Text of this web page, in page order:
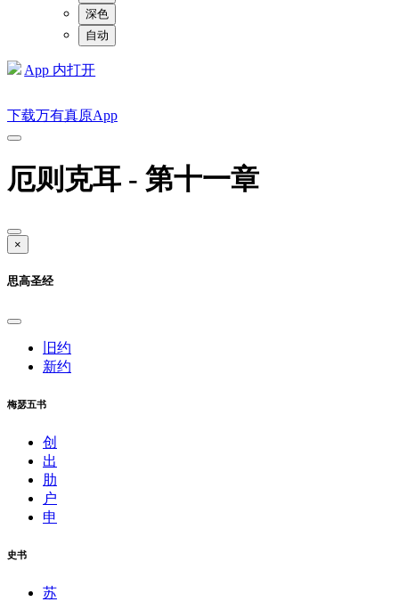
深色
自动
App 内打开
下载万有真原App
厄则克耳 - 第十一章
×
思高圣经
旧约
新约
梅瑟五书
创
出
肋
户
申
史书
苏